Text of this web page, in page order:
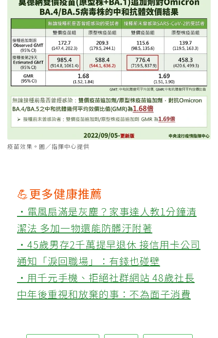
疫苗效果。圖／指揮中心提供
💪更多健康推薦
‧電風扇滿是灰塵？家事達人教1分鐘清
潔法 多加一物還能防髒汙附著
‧45歲男存2千萬提早退休 接信用卡公司
通知「淚回職場」：有錢也碰壁
‧用千元手機、拒絕社群網站 48歲社長
中年後重視和放棄的事：不為面子消費